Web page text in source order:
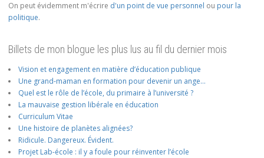
On peut évidemment m'écrire d'un point de vue personnel ou pour la
politique.
Billets de mon blogue les plus lus au fil du dernier mois
Vision et engagement en matière d’éducation publique
Une grand-maman en formation pour devenir un ange…
Quel est le rôle de l’école, du primaire à l’université ?
La mauvaise gestion libérale en éducation
Curriculum Vitae
Une histoire de planètes alignées?
Ridicule. Dangereux. Évident.
Projet Lab-école : il y a foule pour réinventer l’école